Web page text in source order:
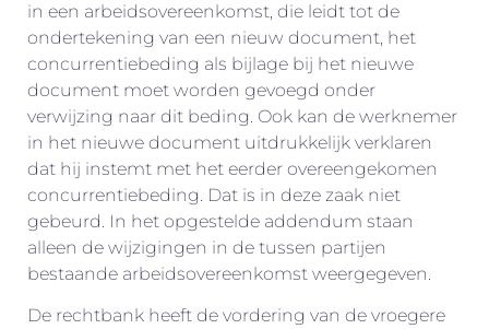
in een arbeidsovereenkomst, die leidt tot de
ondertekening van een nieuw document, het
concurrentiebeding als bijlage bij het nieuwe
document moet worden gevoegd onder
verwijzing naar dit beding. Ook kan de werknemer
in het nieuwe document uitdrukkelijk verklaren
dat hij instemt met het eerder overeengekomen
concurrentiebeding. Dat is in deze zaak niet
gebeurd. In het opgestelde addendum staan
alleen de wijzigingen in de tussen partijen
bestaande arbeidsovereenkomst weergegeven.
De rechtbank heeft de vordering van de vroegere